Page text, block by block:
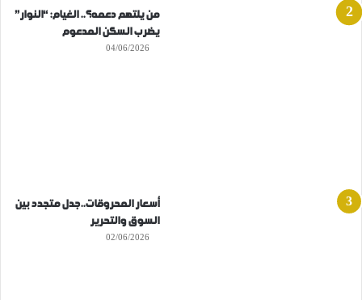
من يلتهم دعمه؟.. الغيام: “النوار”
يضرب السكن المدعوم
04/06/2026
أسعار المحروقات..جدل متجدد بين
السوق والتحرير
02/06/2026